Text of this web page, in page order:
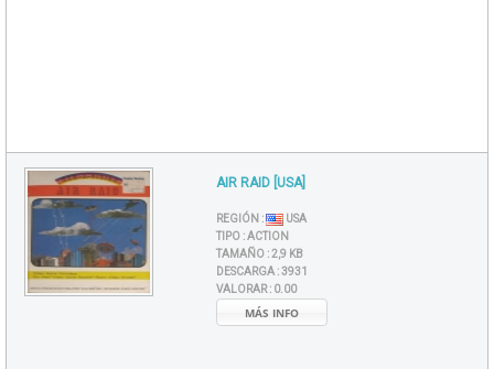
AIR RAID [USA]
REGIÓN :
USA
TIPO :ACTION
TAMAÑO :2,9 KB
DESCARGA :3931
VALORAR : 0.00
MÁS INFO